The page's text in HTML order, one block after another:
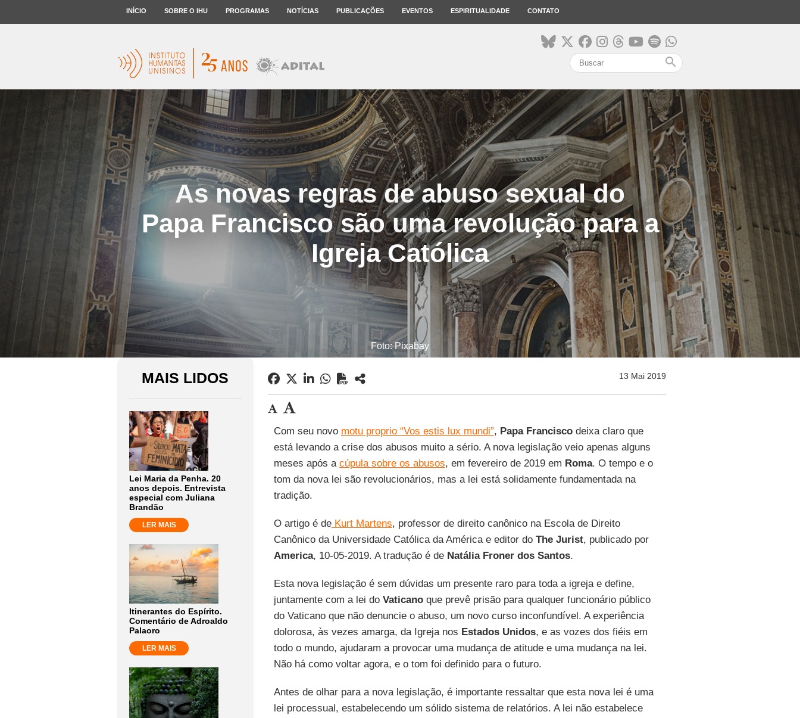
INÍCIO SOBRE O IHU PROGRAMAS NOTÍCIAS PUBLICAÇÕES EVENTOS ESPIRITUALIDADE CONTATO
search
As novas regras de abuso sexual do
Papa Francisco são uma revolução para a
Igreja Católica
Foto: Pixabay
MAIS LIDOS
Lei Maria da Penha. 20
anos depois. Entrevista
especial com Juliana
Brandão
LER MAIS
Itinerantes do Espírito.
Comentário de Adroaldo
Palaoro
LER MAIS
13 Mai 2019
Com seu novo motu proprio “Vos estis lux mundi”, Papa Franciscodeixa claro que
está levando a crise dos abusos muito a sério. A nova legislação veio apenas alguns
meses após a cúpula sobre os abusos, em fevereiro de 2019 em Roma. O tempo e o
tom da nova lei são revolucionários, mas a lei está solidamente fundamentada na
tradição.
O artigo é deKurt Martens, professor de direito canônico na Escola de Direito
Canônico da Universidade Católica da América e editor doThe Jurist, publicado por
America, 10-05-2019. A tradução é deNatália Froner dos Santos.
Esta nova legislação é sem dúvidas um presente raro para toda a igreja e define,
juntamente com a lei do Vaticanoque prevê prisão para qualquer funcionário público
do Vaticano que não denuncie o abuso, um novo curso inconfundível. A experiência
dolorosa, às vezes amarga, da Igreja nos Estados Unidos, e as vozes dos fiéis em
todo o mundo, ajudaram a provocar uma mudança de atitude e uma mudança na lei.
Não há como voltar agora, e o tom foi definido para o futuro.
Antes de olhar para a nova legislação, é importante ressaltar que esta nova lei é uma
lei processual, estabelecendo um sólido sistema de relatórios. A lei não estabelece